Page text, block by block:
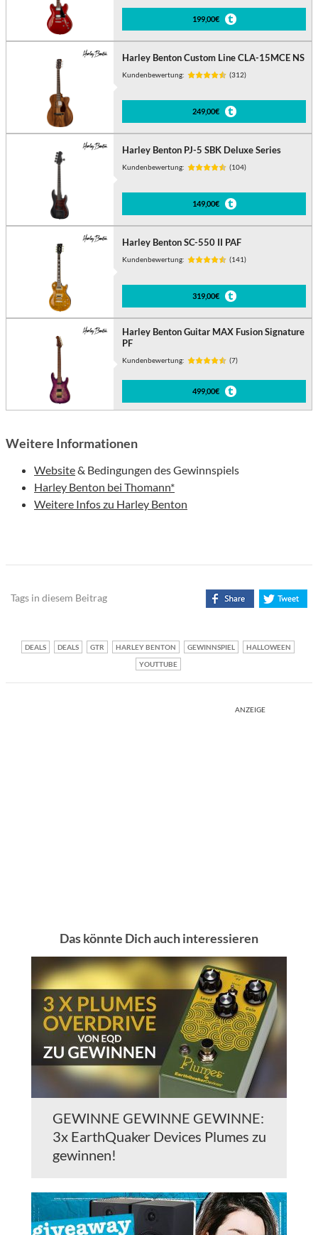
199,00€
Harley Benton Custom Line CLA-15MCE NS
Kundenbewertung: (312)
249,00€
Harley Benton PJ-5 SBK Deluxe Series
Kundenbewertung: (104)
149,00€
Harley Benton SC-550 II PAF
Kundenbewertung: (141)
319,00€
Harley Benton Guitar MAX Fusion Signature
PF
Kundenbewertung: (7)
499,00€
Weitere Informationen
Website& Bedingungen des Gewinnspiels
Harley Benton bei Thomann*
Weitere Infos zu Harley Benton
Tags in diesem Beitrag
DEALS DEALS GTR HARLEY BENTON GEWINNSPIEL
HALLOWEEN
YOUTTUBE
ANZEIGE
Das könnte Dich auch interessieren
GEWINNE GEWINNE GEWINNE:
3x EarthQuaker Devices Plumes zu
gewinnen!